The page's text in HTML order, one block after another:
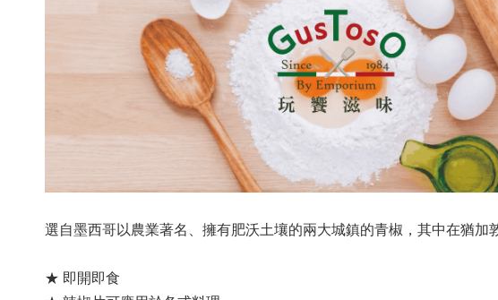
選自墨西哥以農業著名、擁有肥沃土壤的兩大城鎮的青椒，其中在猶
★ 即開即食